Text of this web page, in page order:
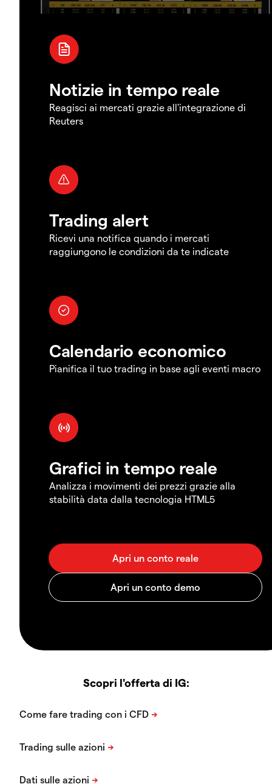
Notizie in tempo reale
Reagisci ai mercati grazie all'integrazione di
Reuters
Trading alert
Ricevi una notifica quando i mercati
raggiungono le condizioni da te indicate
Calendario economico
Pianifica il tuo trading in base agli eventi macro
Grafici in tempo reale
Analizza i movimenti dei prezzi grazie alla
stabilità data dalla tecnologia HTML5
Scopri l'offerta di IG: